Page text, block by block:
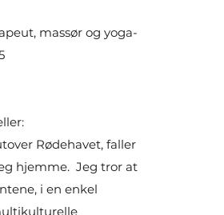
massør og yoga-
Rødehavet, faller
hjemme. Jeg tror at
i en enkel